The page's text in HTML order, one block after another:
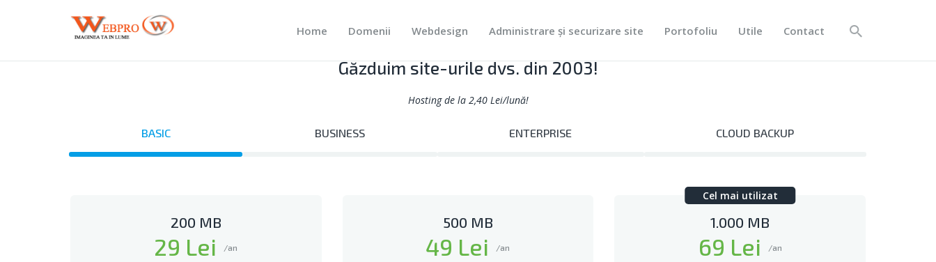
Home Domenii Webdesign Administrare și securizare site Portofoliu Utile Contact
Webpro.ro
WEBDESIGN
ADMINISTRARE ȘI
SECURIZARE SITE
CONTACT
Găzduim site-urile dvs. din 2003!
Hosting de la 2,40 Lei/lună!
BASIC BUSINESS ENTERPRISE CLOUD BACKUP
200 MB
29 Lei /an
500 MB
49 Lei /an
Cel mai utilizat
1.000 MB
69 Lei /an